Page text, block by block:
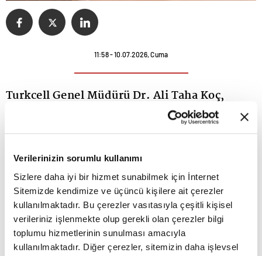
Verilerinizin sorumlu kullanımı
Sizlere daha iyi bir hizmet sunabilmek için İnternet
Sitemizde kendimize ve üçüncü kişilere ait çerezler
kullanılmaktadır. Bu çerezler vasıtasıyla çeşitli kişisel
verileriniz işlenmekte olup gerekli olan çerezler bilgi
toplumu hizmetlerinin sunulması amacıyla
kullanılmaktadır. Diğer çerezler, sitemizin daha işlevsel
11:58 - 10.07.2026, Cuma
Turkcell Genel Müdürü Dr. Ali Taha Koç,
dünya genelinde 1000'den fazla operatör ve
şirketi bir araya getiren Dünya GSM
Birliği'nin (GSMA) Teknoloji Grubu
Başkanlığı'na getirildi. Aynı zamanda
Birliğin Yönetim Kurulu Üyesi de olan Koç, 5
Ekim'de Hindistan'ın Yeni Delhi kentinde
gerçekleştirilecek Teknoloji Grubu